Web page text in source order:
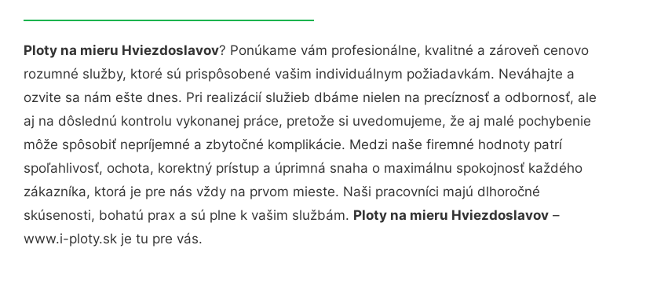
Ploty na mieru Hviezdoslavov? Ponúkame vám profesionálne, kvalitné a zároveň cenovo
rozumné služby, ktoré sú prispôsobené vašim individuálnym požiadavkám. Neváhajte a
ozvite sa nám ešte dnes. Pri realizácií služieb dbáme nielen na precíznosť a odbornosť, ale
aj na dôslednú kontrolu vykonanej práce, pretože si uvedomujeme, že aj malé pochybenie
môže spôsobiť nepríjemné a zbytočné komplikácie. Medzi naše firemné hodnoty patrí
spoľahlivosť, ochota, korektný prístup a úprimná snaha o maximálnu spokojnosť každého
zákazníka, ktorá je pre nás vždy na prvom mieste. Naši pracovníci majú dlhoročné
skúsenosti, bohatú prax a sú plne k vašim službám. Ploty na mieru Hviezdoslavov –
www.i-ploty.sk je tu pre vás.